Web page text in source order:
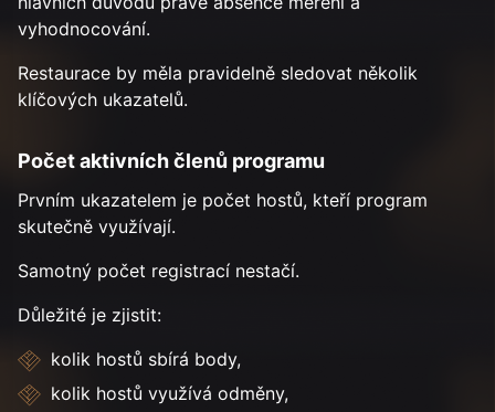
vyhodnocování.
Restaurace by měla pravidelně sledovat několik
klíčových ukazatelů.
Počet aktivních členů programu
Prvním ukazatelem je počet hostů, kteří program
skutečně využívají.
Samotný počet registrací nestačí.
Důležité je zjistit:
kolik hostů sbírá body,
kolik hostů využívá odměny,